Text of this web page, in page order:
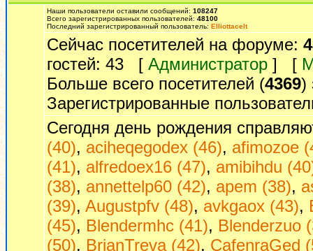
Наши пользователи оставили сообщений: 108247
Всего зарегистрированных пользователей: 48100
Последний зарегистрированный пользователь: Elliottacelt
Сейчас посетителей на форуме:
гостей: 43 [ Администратор ] [
Больше всего посетителей (4369)
Зарегистрированные
Сегодня день рождения
(40), aciheqegodex (46), afimozoe
(41), alfredoex16 (47), amibihdu
(38), annettelp60 (42), apem (38),
(39), Augustpfv (48), avkgaox (43),
(45), Blendermhc (41), Blenderzuo
(50), BrianTreva (42), CafenraGed